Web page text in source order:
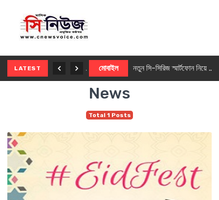
LATEST মোবাইল নতুন সি-সিরিজ স্মার্টফোন নিয়ে আসছে রিয়েলমি
News
Total 1 Posts